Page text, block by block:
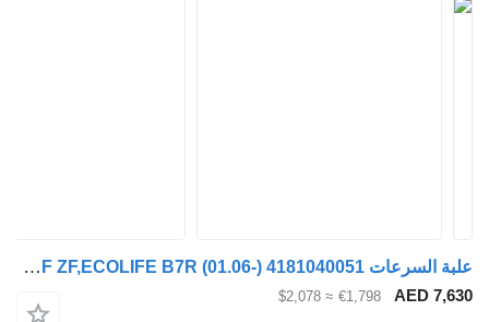
علبة السرعات ZF ZF,ECOLIFE B7R (01.06-) 4181040051 لـ الباصات Volvo B7, B8, B9, B12 (2005-)
AED
€1,798
≈ $2,078